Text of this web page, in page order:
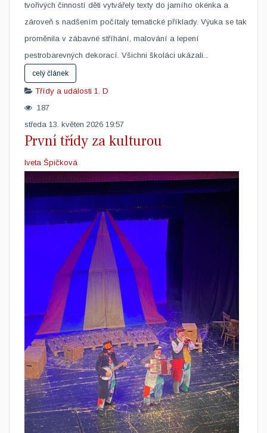
tvořivých činností děti vytvářely texty do jarního okénka a
zároveň s nadšením počítaly tematické příklady. Výuka se tak
proměnila v zábavné stříhání, malování a lepení
pestrobarevných dekorací. Všichni školáci ukázali...
celý článek
Třídy a události 1. D
187
středa 13. květen 2026 19:57
První třídy za kulturou
Iveta Špičková